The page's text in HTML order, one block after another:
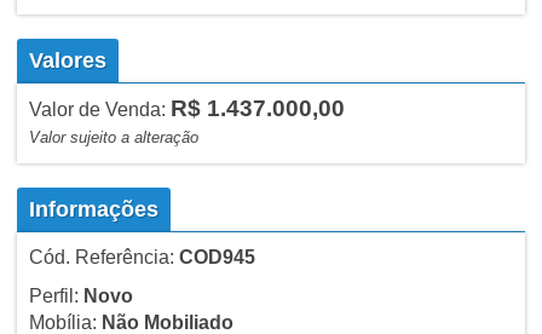
Valores
Valor de Venda: R$ 1.437.000,00
Valor sujeito a alteração
Informações
Cód. Referência: COD945
Perfil: Novo
Mobília: Não Mobiliado